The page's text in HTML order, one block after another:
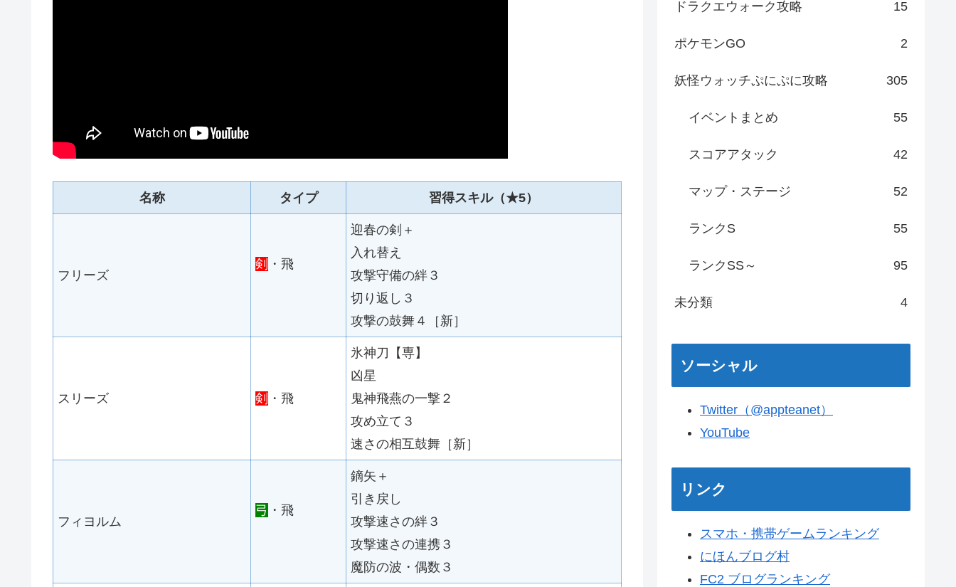
名称 タイプ 習得スキル（★5）
フリーズ
剣 ・飛
迎春の剣＋
入れ替え
攻撃守備の絆３
切り返し３
攻撃の鼓舞４［新］
スリーズ 剣 ・飛
氷神刀【専】
凶星
鬼神飛燕の一撃２
攻め立て３
速さの相互鼓舞［新］
フィヨルム
弓 ・飛
鏑矢＋
引き戻し
攻撃速さの絆３
攻撃速さの連携３
魔防の波・偶数３
ドラクエウォーク攻略 15
ポケモンGO 2
妖怪ウォッチぷにぷに攻略 305
イベントまとめ 55
スコアアタック 42
マップ・ステージ 52
ランクS 55
ランクSS～ 95
未分類 4
ソーシャル
Twitter（@appteanet）
YouTube
リンク
スマホ・携帯ゲームランキング
にほんブログ村
FC2 ブログランキング